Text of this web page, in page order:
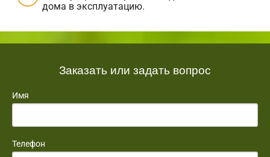
дома в эксплуатацию.
Заказать или задать вопрос
Имя
Телефон